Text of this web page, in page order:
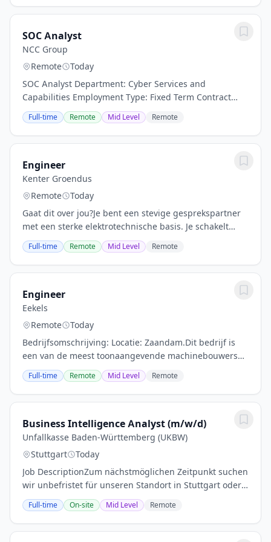
represents...
SOC Analyst
NCC Group
Remote
Today
SOC Analyst Department: Cyber Services and
Capabilities Employment Type: Fixed Term Contract
Location: NLD Rijswijk Description SOC Analysts are
responsible for managing and resolving security...
Full-time Remote Mid Level Remote
Engineer
Kenter Groendus
Remote
Today
Gaat dit over jou?Je bent een stevige gesprekspartner
met een sterke elektrotechnische basis. Je schakelt
moeiteloos tussen inhoudelijke details en het grotere
geheel en weet anderen mee te nemen in...
Full-time Remote Mid Level Remote
Engineer
Eekels
Remote
Today
Bedrijfsomschrijving: Locatie: Zaandam.Dit bedrijf is
een van de meest toonaangevende machinebouwers
uit de regio. Als wereldmarktleider op het gebied van
hun proces technische machines worden er...
Full-time Remote Mid Level Remote
Business Intelligence Analyst (m/w/d)
Unfallkasse Baden-Württemberg (UKBW)
Stuttgart
Today
Job DescriptionZum nächstmöglichen Zeitpunkt suchen
wir unbefristet für unseren Standort in Stuttgart oder
Karlsruhe einen Business Intelligence Analyst
(m/w/d).Sie haben ein gutes Gespür für Zahlen...
Full-time On-site Mid Level Remote